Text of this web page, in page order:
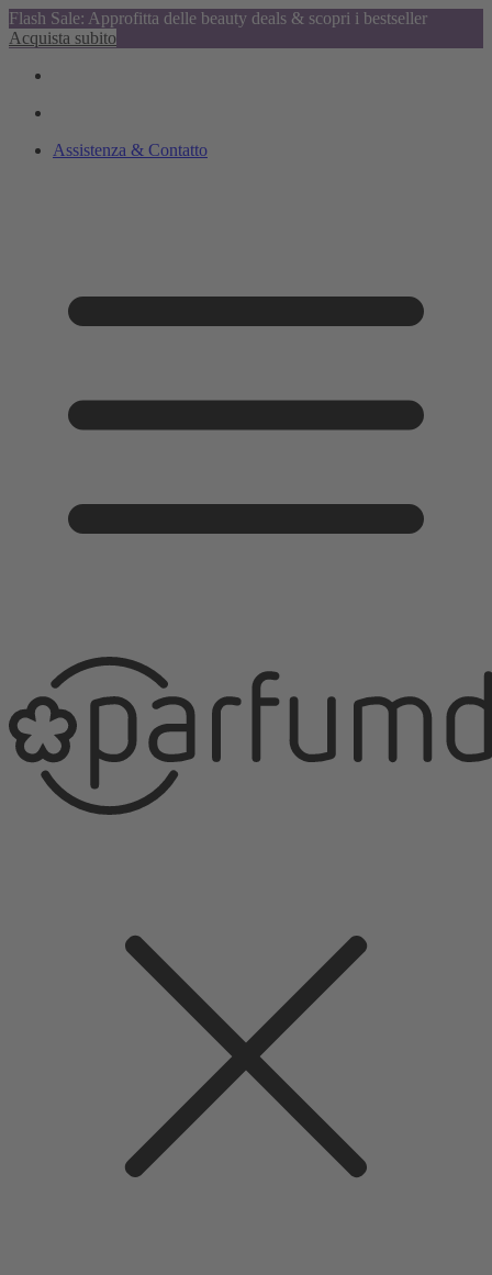
Flash Sale: Approfitta delle beauty deals & scopri i bestseller
Acquista subito
Assistenza & Contatto